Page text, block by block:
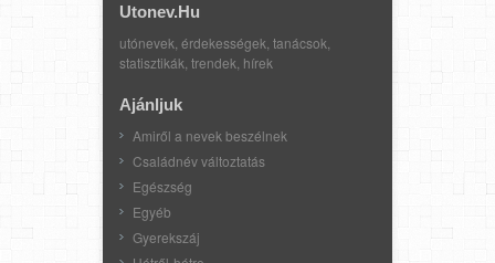
Utonev.hu
utónevek, érdekességek, tanácsok,
statisztikák, trendek, hírek
Ajánljuk
Amiről a nevek beszélnek
Családnév változtatás
Egészség
Egyéb
Gyerekszáj